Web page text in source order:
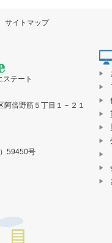
サイトマップ
ステート
倍野筋５丁目１－２１
59450号